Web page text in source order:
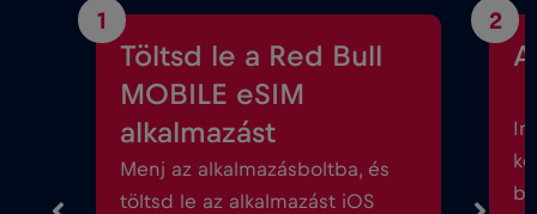
1
Töltsd le a Red Bull
MOBILE eSIM
alkalmazást
Menj az alkalmazásboltba, és
töltsd le az alkalmazást iOS
2